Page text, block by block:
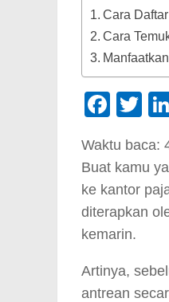
Cara
Cara
Waktu baca:
Buat kamu
ke kantor
diterapkan
kemarin.
Artinya,
antrean